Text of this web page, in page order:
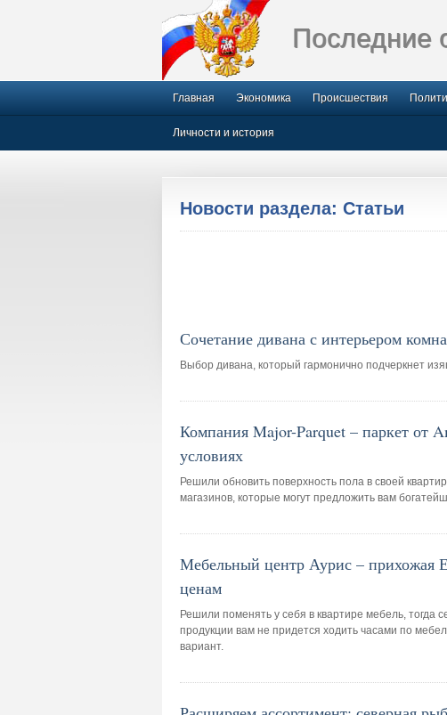
Последние
Главная Экономика Происшествия
Личности и история
Новости раздела: Статьи
Сочетание дивана с интерьером
Выбор дивана, который гармонично подчеркнет
Компания Major-Parquet – паркет от
условиях
Решили обновить поверхность пола в своей
магазинов, которые могут предложить вам
Мебельный центр Аурис – прихожая
ценам
Решили поменять у себя в квартире мебель, тогда
продукции вам не придется ходить часами по
вариант.